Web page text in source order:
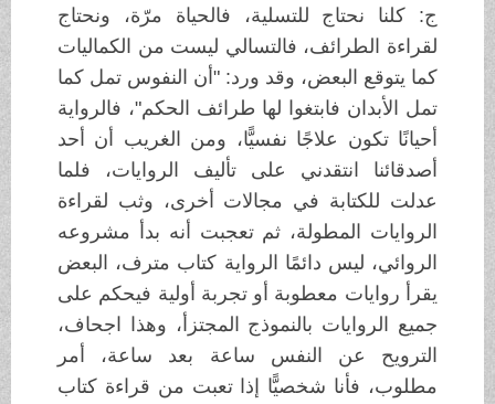
ج: كلنا نحتاج للتسلية، فالحياة مرّة، ونحتاج
لقراءة الطرائف، فالتسالي ليست من الكماليات
كما يتوقع البعض، وقد ورد: "أن النفوس تمل كما
تمل الأبدان فابتغوا لها طرائف الحكم"، فالرواية
أحيانًا تكون علاجًا نفسيًّا، ومن الغريب أن أحد
أصدقائنا انتقدني على تأليف الروايات، فلما
عدلت للكتابة في مجالات أخرى، وثب لقراءة
الروايات المطولة، ثم تعجبت أنه بدأ مشروعه
الروائي، ليس دائمًا الرواية كتاب مترف، البعض
يقرأ روايات معطوبة أو تجربة أولية فيحكم على
جميع الروايات بالنموذج المجتزأ، وهذا اجحاف،
الترويح عن النفس ساعة بعد ساعة، أمر
مطلوب، فأنا شخصيًّا إذا تعبت من قراءة كتاب